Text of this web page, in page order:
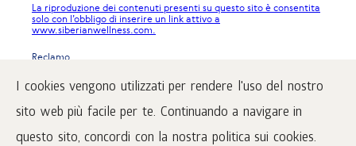
I cookies vengono utilizzati per rendere l'uso del nostro
sito web più facile per te. Continuando a navigare in
questo sito, concordi con la nostra politica sui cookies.
La riproduzione dei contenuti presenti su questo sito è consentita
solo con l’obbligo di inserire un link attivo a
www.siberianwellness.com.
Reclamo
Trattamento e protezione dei dati personali